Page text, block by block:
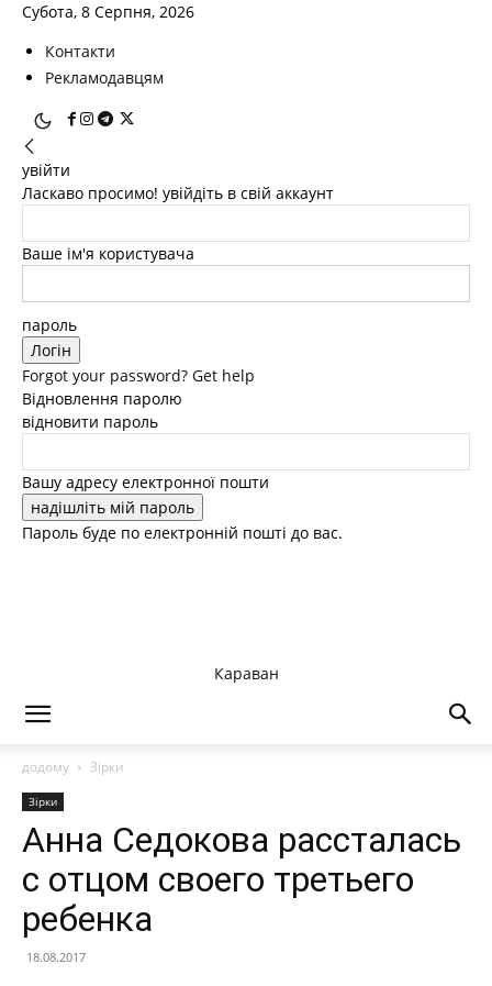
Субота, 8 Серпня, 2026
Контакти
Рекламодавцям
увійти
Ласкаво просимо! увійдіть в свій аккаунт
Ваше ім'я користувача
пароль
Forgot your password? Get help
Відновлення паролю
відновити пароль
Вашу адресу електронної пошти
Пароль буде по електронній пошті до вас.
Караван
додому Зірки
Зірки
Анна Седокова рассталась
с отцом своего третьего
ребенка
18.08.2017